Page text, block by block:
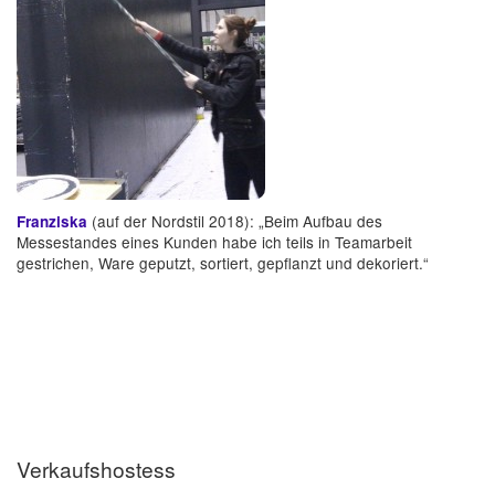
Franziska (auf der Nordstil 2018): „Beim Aufbau des
Messestandes eines Kunden habe ich teils in Teamarbeit
gestrichen, Ware geputzt, sortiert, gepflanzt und dekoriert.“
Verkaufshostess